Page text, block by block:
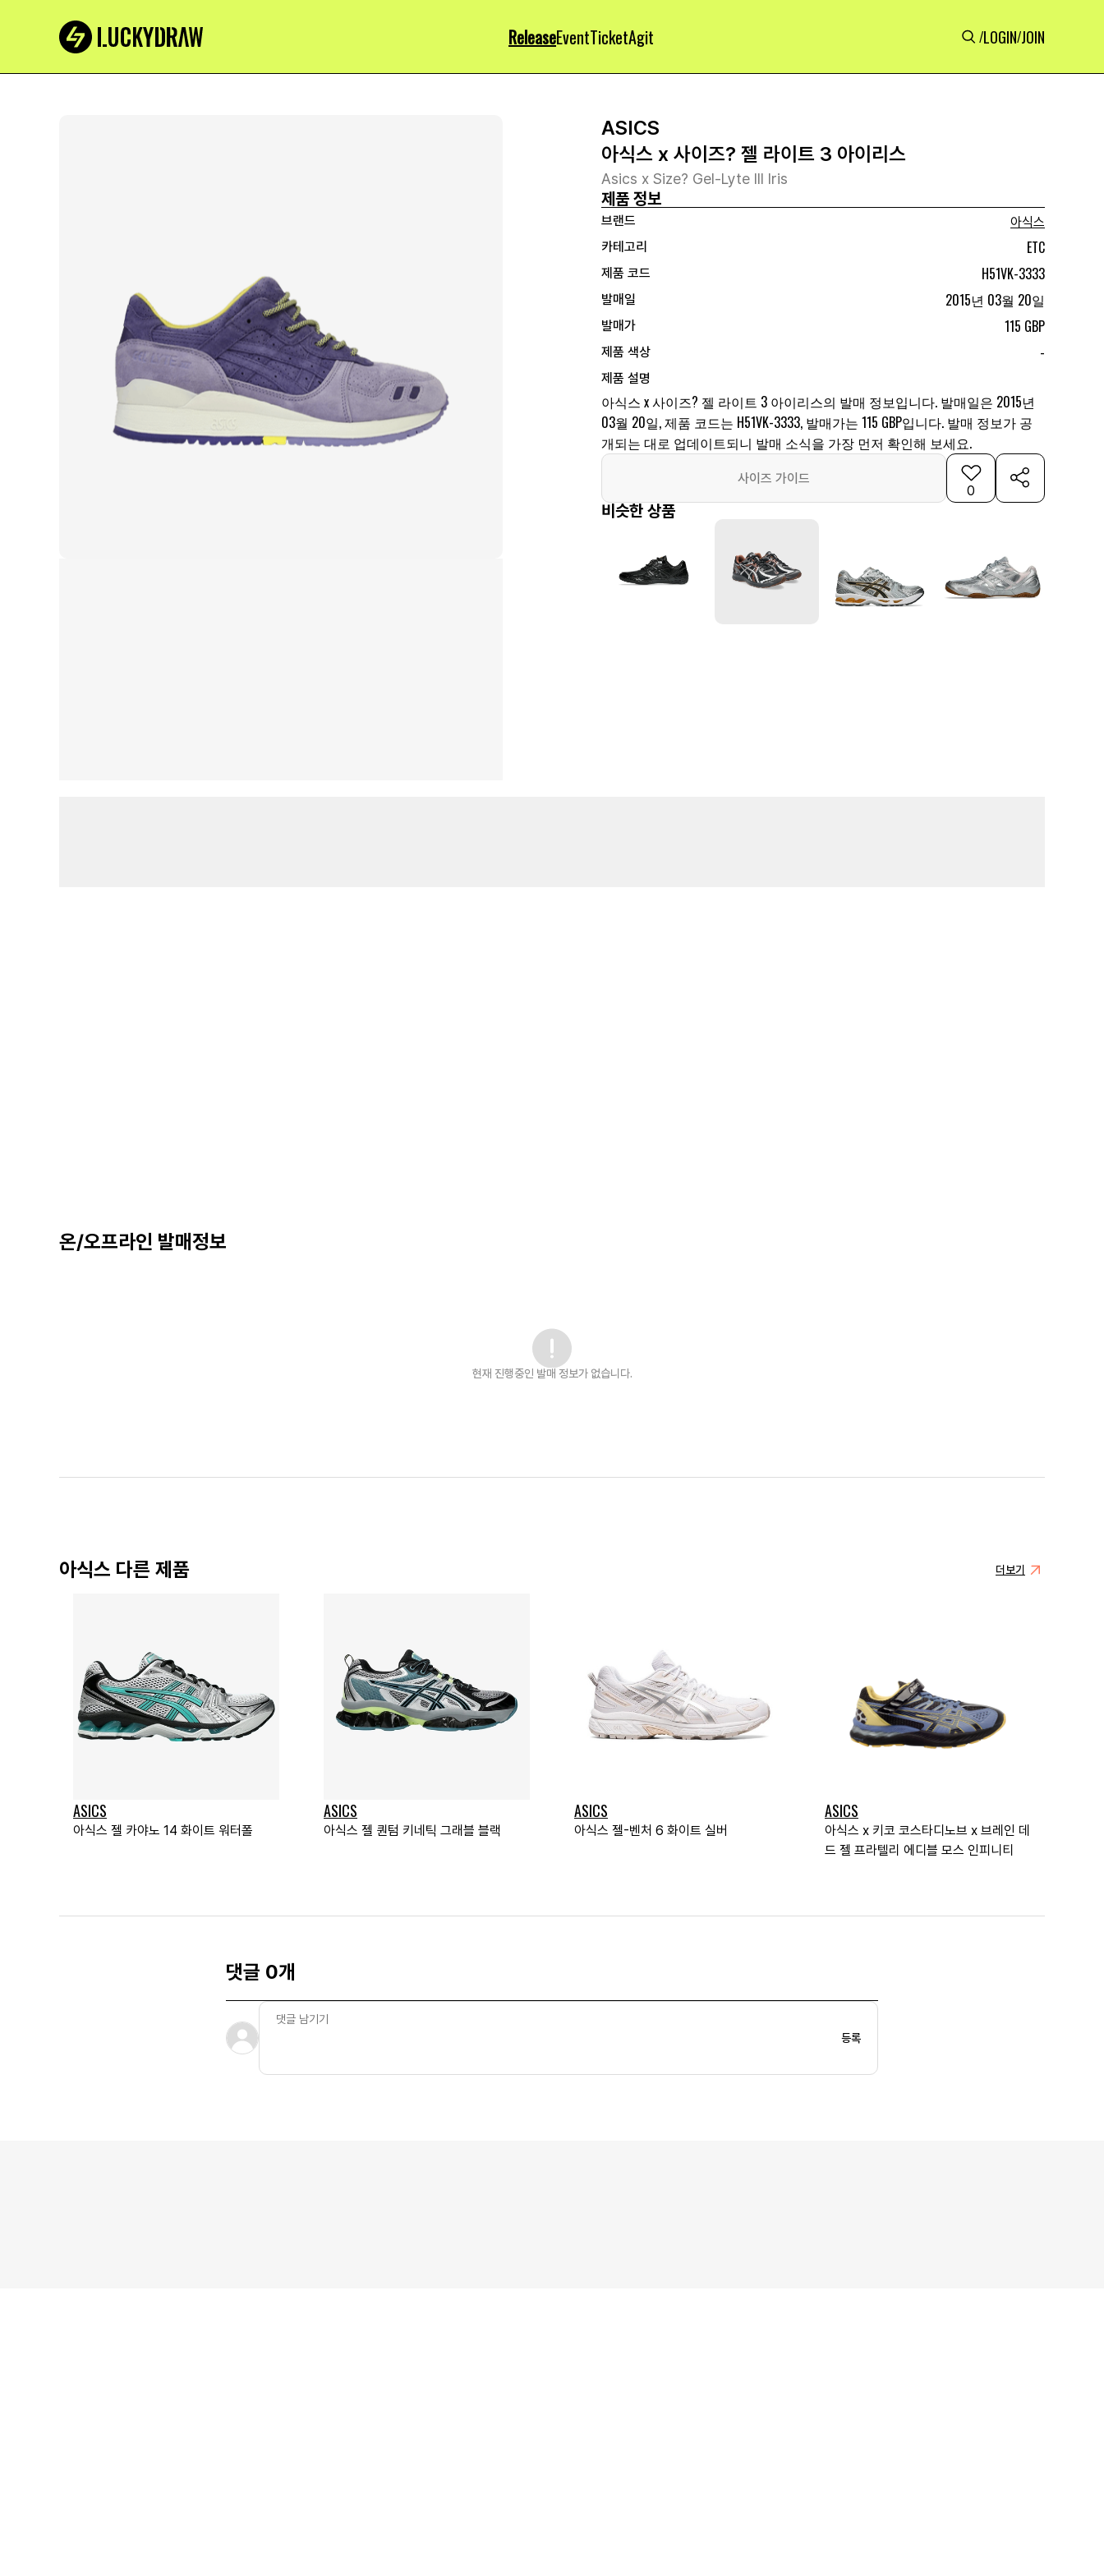
ReleaseEventTicketAgit /LOGIN/JOIN
ASICS
아식스 x 사이즈? 젤 라이트 3 아이리스
Asics x Size? Gel-Lyte III Iris
제품 정보
브랜드
아식스
카테고리
ETC
제품 코드 H51VK-3333
발매일 2015년 03월 20일
발매가 115 GBP
제품 색상 -
제품 설명
아식스 x 사이즈? 젤 라이트 3 아이리스의 발매 정보입니다. 발매일은 2015년
03월 20일, 제품 코드는 H51VK-3333, 발매가는 115 GBP입니다. 발매 정보가 공
개되는 대로 업데이트되니 발매 소식을 가장 먼저 확인해 보세요.
사이즈 가이드
0
비슷한 상품
온/오프라인 발매정보
현재 진행중인 발매 정보가 없습니다.
아식스 다른 제품 더보기
ASICS
아식스 젤 카야노 14 화이트 워터폴
ASICS
아식스 젤 퀀텀 키네틱 그래블 블랙
ASICS
아식스 젤-벤처 6 화이트 실버
ASICS
아식스 x 키코 코스타디노브 x 브레인 데
드 젤 프라텔리 에디블 모스 인피니티
댓글 0개
등록